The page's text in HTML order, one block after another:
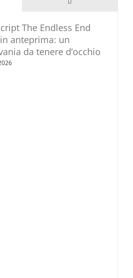
The Endless End
anteprima: un
da tenere d’occhio